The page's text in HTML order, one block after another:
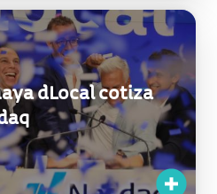
dLocal cotiza